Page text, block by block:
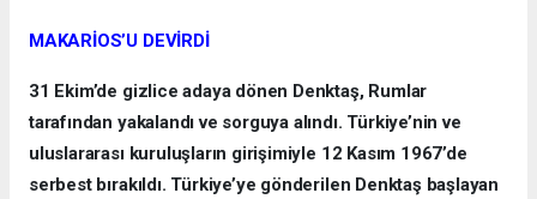
MAKARİOS’U DEVİRDİ
31 Ekim’de gizlice adaya dönen Denktaş, Rumlar
tarafından yakalandı ve sorguya alındı. Türkiye’nin ve
uluslararası kuruluşların girişimiyle 12 Kasım 1967’de
serbest bırakıldı. Türkiye’ye gönderilen Denktaş başlayan